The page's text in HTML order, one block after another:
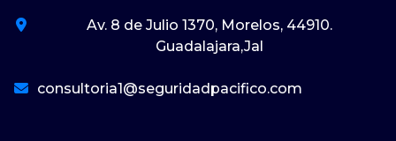
Av. 8 de Julio 1370, Morelos, 44910.
Guadalajara,Jal
consultoria1@seguridadpacifico.com